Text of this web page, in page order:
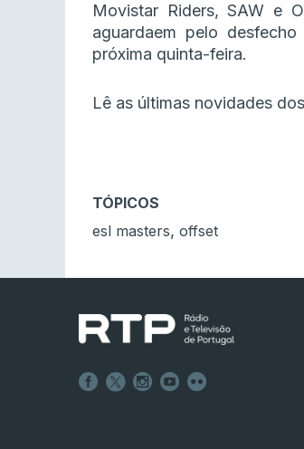
Movistar Riders, SAW e
aguardaem pelo
próxima quinta-feira.
Lê as últimas novidades dos
TÓPICOS
esl masters, offset